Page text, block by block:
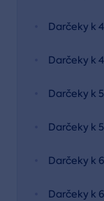
Darčeky k
Darčeky k
Darčeky k
Darčeky k
Darčeky k
Darčeky k